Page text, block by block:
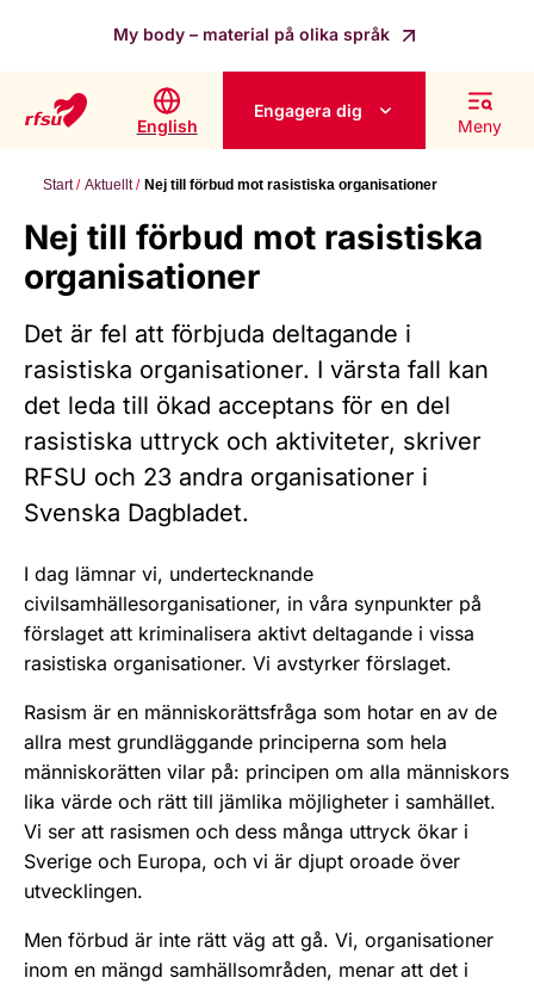
My body – material på olika språk
English
Engagera dig
Meny
Start Aktuellt Nej till förbud mot rasistiska organisationer
Nej till förbud mot rasistiska
organisationer
Det är fel att förbjuda deltagande i
rasistiska organisationer. I värsta fall kan
det leda till ökad acceptans för en del
rasistiska uttryck och aktiviteter, skriver
RFSU och 23 andra organisationer i
Svenska Dagbladet.
I dag lämnar vi, undertecknande
civilsamhällesorganisationer, in våra synpunkter på
förslaget att kriminalisera aktivt deltagande i vissa
rasistiska organisationer. Vi avstyrker förslaget.
Rasism är en människorättsfråga som hotar en av de
allra mest grundläggande principerna som hela
människorätten vilar på: principen om alla människors
lika värde och rätt till jämlika möjligheter i samhället.
Vi ser att rasismen och dess många uttryck ökar i
Sverige och Europa, och vi är djupt oroade över
utvecklingen.
Men förbud är inte rätt väg att gå. Vi, organisationer
inom en mängd samhällsområden, menar att det i